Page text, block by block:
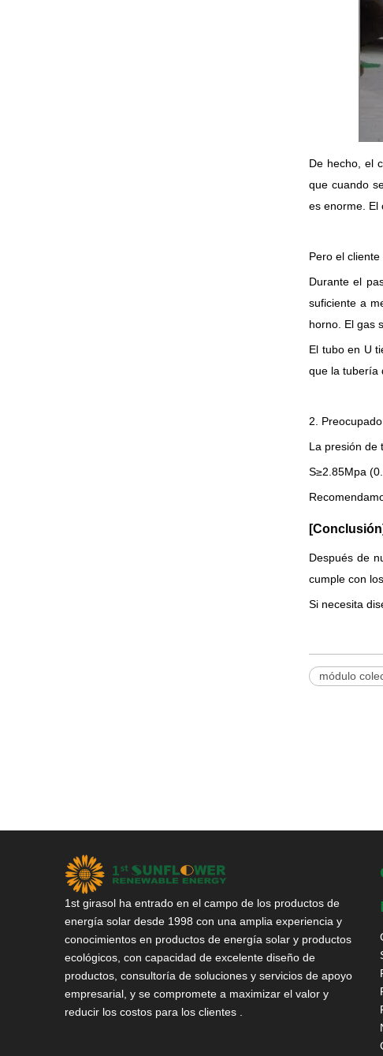
De hecho, el
que cuando
es enorme. El
Pero el
Durante el
suficiente a
horno. El gas
El tubo en U
que la tubería
2.
La presión de
S≥2.85Mpa
Después de
cumple con
Si necesita
módulo
1st girasol ha entrado en el campo de los productos de
energía solar desde 1998 con una amplia experiencia y
conocimientos en productos de energía solar y productos
ecológicos, con capacidad de excelente diseño de
productos, consultoría de soluciones y servicios de apoyo
empresarial, y se compromete a maximizar el valor y
reducir los costos para los clientes .